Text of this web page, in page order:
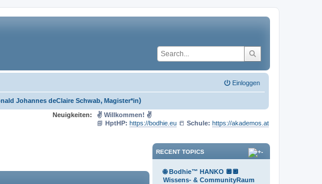
Einloggen
Johannes deClaire Schwab, Magister*in)
Neuigkeiten:
✌ Willkommen! ✌
📘 HptHP: https://bodhie.eu 📒 Schule: https://akademos.at
RECENT TOPICS
🌐 Bodhie™ HANKO 🔲🔲
Wissens- & CommunityRaum